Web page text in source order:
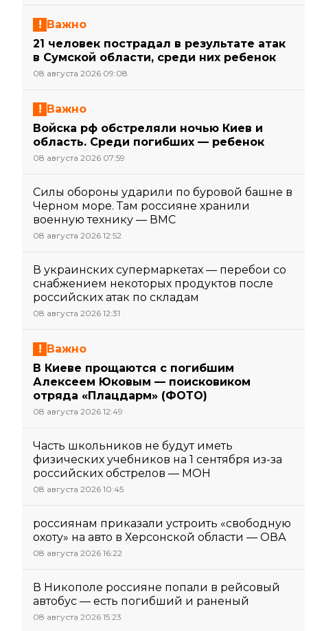
Важно
21 человек пострадал в результате атак
в Сумской области, среди них ребенок
08 августа 2026 09:08
Важно
Войска рф обстреляли ночью Киев и
область. Среди погибших — ребенок
08 августа 2026 07:59
Силы обороны ударили по буровой башне в
Черном море. Там россияне хранили
военную технику — ВМС
08 августа 2026 12:52
В украинских супермаркетах — перебои со
снабжением некоторых продуктов после
российских атак по складам
08 августа 2026 12:31
Важно
В Киеве прощаются с погибшим
Алексеем Юковым — поисковиком
отряда «Плацдарм» (ФОТО)
08 августа 2026 12:49
Часть школьников не будут иметь
физических учебников на 1 сентября из-за
российских обстрелов — МОН
08 августа 2026 10:45
россиянам приказали устроить «свободную
охоту» на авто в Херсонской области — ОВА
08 августа 2026 16:22
В Никополе россияне попали в рейсовый
автобус — есть погибший и раненый
08 августа 2026 15:23